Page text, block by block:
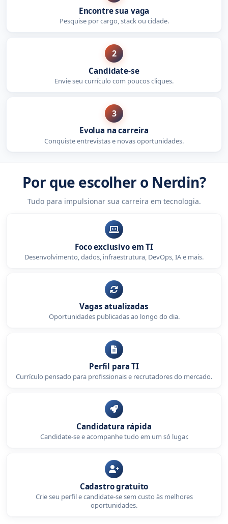
Encontre sua vaga
Pesquise por cargo, stack ou cidade.
2
Candidate-se
Envie seu currículo com poucos cliques.
3
Evolua na carreira
Conquiste entrevistas e novas oportunidades.
Por que escolher o Nerdin?
Tudo para impulsionar sua carreira em tecnologia.
Foco exclusivo em TI
Desenvolvimento, dados, infraestrutura, DevOps, IA e mais.
Vagas atualizadas
Oportunidades publicadas ao longo do dia.
Perfil para TI
Currículo pensado para profissionais e recrutadores do mercado.
Candidatura rápida
Candidate-se e acompanhe tudo em um só lugar.
Cadastro gratuito
Crie seu perfil e candidate-se sem custo às melhores
oportunidades.